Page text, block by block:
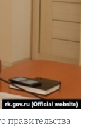
правительства